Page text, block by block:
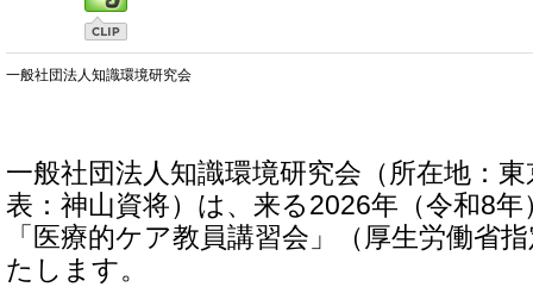
一般社団法人知識環境研究会
一般社団法人知識環境研究会（所在地：
表：神山資将）は、来る2026年（令和8
「医療的ケア教員講習会」（厚生労働省
たします。